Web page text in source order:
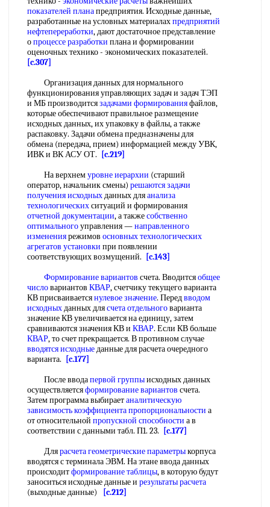
показателей планапредприятия. Исходные данные,
разработанные на условных материалахпредприятий
нефтепереработки, дают достаточное представление
опроцессе разработки плана и формировании
оценочных технико - экономических показателей.
[c.307]
Организация данных для нормального
функционирования управляющих задач и задач ТЭП
и МБ производитсязадачами формированияфайлов,
которые обеспечивают правильное размещение
исходных данных, их упаковку в файлы, а также
распаковку. Задачи обмена предназначены для
обмена (передача, прием) информацией между УВК,
ИВК и ВК АСУ ОТ.
[c.219]
На верхнемуровне иерархии (старший
оператор, начальник смены) решаются задачи
получения исходныхданных дляанализа
технологическихситуаций и формирования
отчетной документации, а такжесобственно
оптимальногоуправления —направленного
изменениярежимов основных технологических
агрегатов установки при появлении
соответствующих возмущений.
[c.143]
Формирование вариантов счета. Вводитсяобщее
числовариантов КВАР, счетчику текущего варианта
КВ присваиваетсянулевое значение. Передвводом
исходныхданных длясчета отдельноговарианта
значение КВ увеличивается на единицу, затем
сравниваются значения КВ и КВАР. Если КВ больше
КВАР, то счет прекращается. В противном случае
вводятся исходныеданные для расчета очередного
варианта.
[c.177]
После вводапервой группыисходных данных
осуществляетсяформирование вариантов счета.
Затем программа выбираетаналитическую
зависимостькоэффициента пропорциональности а
от относительной пропускной способности а в
соответствии с данными табл. П1. 23.
[c.177]
Длярасчета геометрические параметрыкорпуса
вводятся с терминала ЭВМ. На этане ввода данных
происходитформирование таблицы, в которую будут
заноситься исходные данные и результаты расчета
(выходные данные)
[c.212]